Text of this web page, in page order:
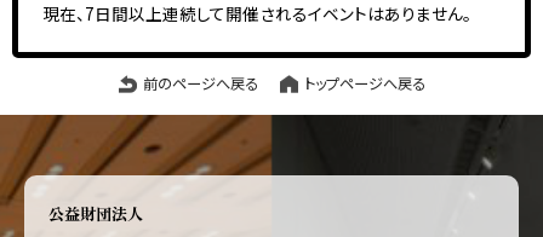
現在、7日間以上連続して開催されるイベントはありません。
前のページへ戻る トップページへ戻る
公益財団法人